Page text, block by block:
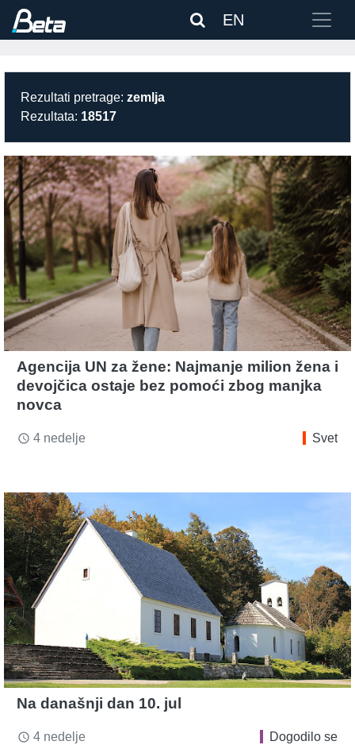
EN
Rezultati pretrage: zemlja
Rezultata: 18517
Agencija UN za žene: Najmanje milion žena i
devojčica ostaje bez pomoći zbog manjka
novca
access_time 4 nedelje Svet
Na današnji dan 10. jul
access_time 4 nedelje Dogodilo se